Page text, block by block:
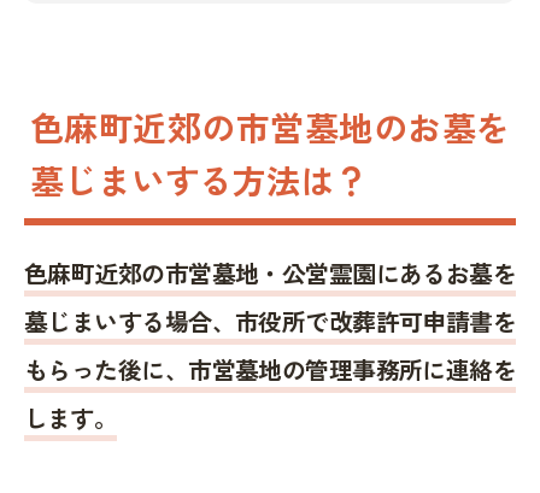
色麻町近郊の市営墓地のお墓を
墓じまいする方法は？
色麻町近郊の市営墓地・公営霊園にあるお墓を
墓じまいする場合、市役所で改葬許可申請書を
もらった後に、市営墓地の管理事務所に連絡を
します。